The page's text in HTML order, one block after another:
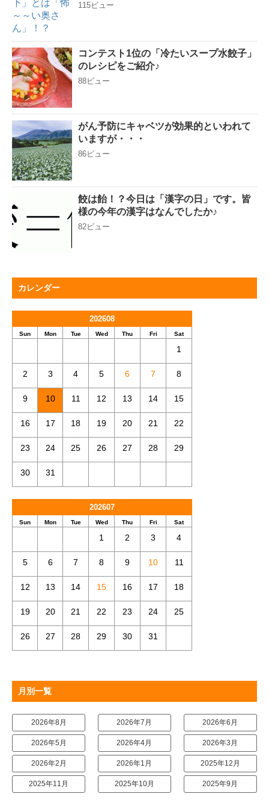
115ビュー
コンテスト1位の「冷たいスープ水餃子」
のレシピをご紹介♪
88ビュー
がん予防にキャベツが効果的といわれて
いますが・・・
86ビュー
餃は飴！？今日は「漢字の日」です。皆
様の今年の漢字はなんでしたか♪
82ビュー
カレンダー
202608
Sun Mon Tue Wed Thu Fri Sat
1
2 3 4 5 6 7 8
9 10 11 12 13 14 15
16 17 18 19 20 21 22
23 24 25 26 27 28 29
30 31
202607
Sun Mon Tue Wed Thu Fri Sat
1 2 3 4
5 6 7 8 9 10 11
12 13 14 15 16 17 18
19 20 21 22 23 24 25
26 27 28 29 30 31
月別一覧
2026年8月 2026年7月 2026年6月
2026年5月 2026年4月 2026年3月
2026年2月 2026年1月 2025年12月
2025年11月 2025年10月 2025年9月